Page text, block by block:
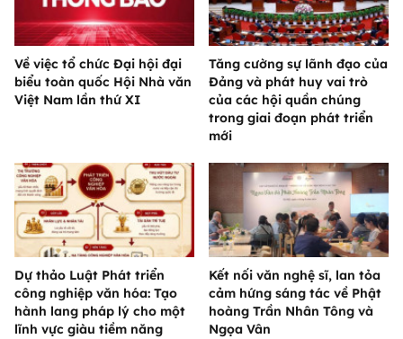
Về việc tổ chức Đại hội đại
biểu toàn quốc Hội Nhà văn
Việt Nam lần thứ XI
Tăng cường sự lãnh đạo của
Đảng và phát huy vai trò
của các hội quần chúng
trong giai đoạn phát triển
mới
Dự thảo Luật Phát triển
công nghiệp văn hóa: Tạo
hành lang pháp lý cho một
lĩnh vực giàu tiềm năng
Kết nối văn nghệ sĩ, lan tỏa
cảm hứng sáng tác về Phật
hoàng Trần Nhân Tông và
Ngọa Vân